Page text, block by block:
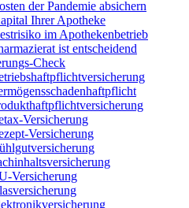
der Pandemie absichern
Ihrer Apotheke
im Apothekenbetrieb
ist entscheidend
Check
Versicherung
Versicherung
Versicherung